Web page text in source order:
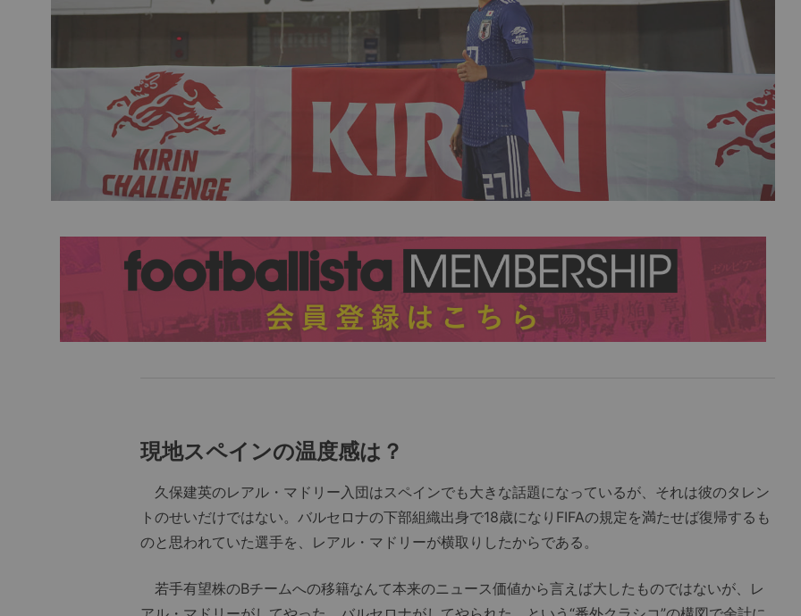
現地スペインの温度感は？
久保建英のレアル・マドリー入団はスペインでも大きな話題になっているが、それは彼のタレン
トのせいだけではない。バルセロナの下部組織出身で18歳になりFIFAの規定を満たせば復帰するも
のと思われていた選手を、レアル・マドリーが横取りしたからである。
若手有望株のBチームへの移籍なんて本来のニュース価値から言えば大したものではないが、レ